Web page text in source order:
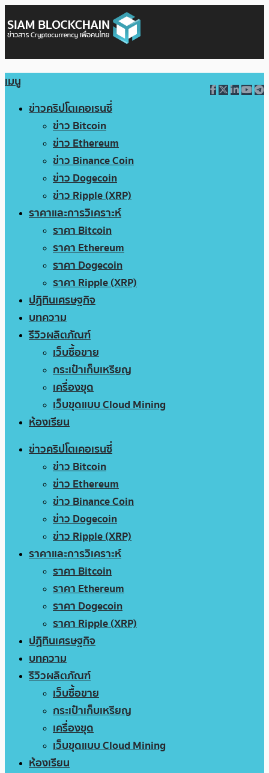
เมนู
ข่าวคริปโตเคอเรนซี่
ข่าว Bitcoin
ข่าว Ethereum
ข่าว Binance Coin
ข่าว Dogecoin
ข่าว Ripple (XRP)
ราคาและการวิเคราะห์
ราคา Bitcoin
ราคา Ethereum
ราคา Dogecoin
ราคา Ripple (XRP)
ปฏิทินเศรษฐกิจ
บทความ
รีวิวผลิตภัณฑ์
เว็บซื้อขาย
กระเป๋าเก็บเหรียญ
เครื่องขุด
เว็บขุดแบบ Cloud Mining
ห้องเรียน
ข่าวคริปโตเคอเรนซี่
ข่าว Bitcoin
ข่าว Ethereum
ข่าว Binance Coin
ข่าว Dogecoin
ข่าว Ripple (XRP)
ราคาและการวิเคราะห์
ราคา Bitcoin
ราคา Ethereum
ราคา Dogecoin
ราคา Ripple (XRP)
ปฏิทินเศรษฐกิจ
บทความ
รีวิวผลิตภัณฑ์
เว็บซื้อขาย
กระเป๋าเก็บเหรียญ
เครื่องขุด
เว็บขุดแบบ Cloud Mining
ห้องเรียน